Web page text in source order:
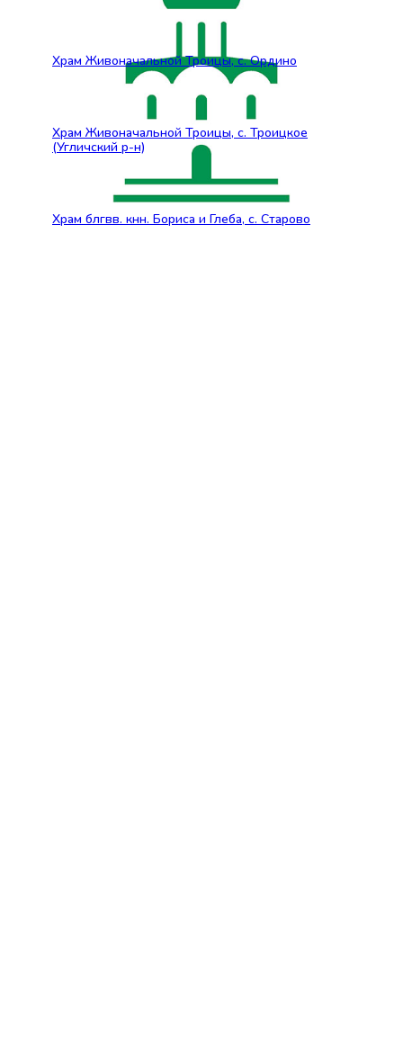
Храм Живоначальной Троицы, с. Ордино
Храм Живоначальной Троицы, с. Троицкое
(Угличский р-н)
Храм блгвв. кнн. Бориса и Глеба, с. Старово